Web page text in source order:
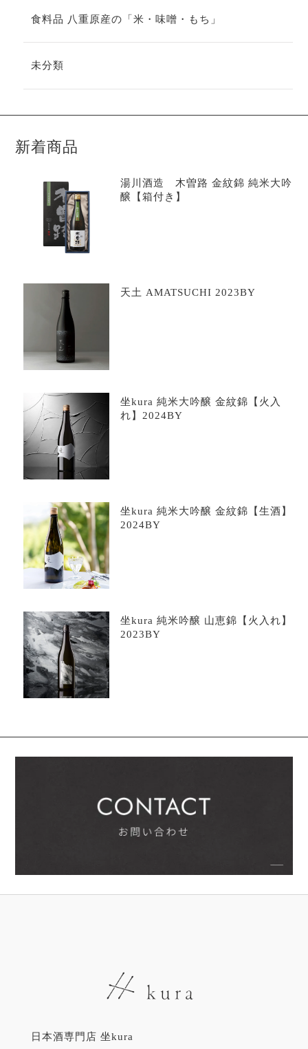
食料品 八重原産の「米・味噌・もち」
未分類
新着商品
湯川酒造 木曽路 金紋錦 純米大吟
醸【箱付き】
天土 AMATSUCHI 2023BY
坐kura 純米大吟醸 金紋錦【火入
れ】2024BY
坐kura 純米大吟醸 金紋錦【生酒】
2024BY
坐kura 純米吟醸 山恵錦【火入れ】
2023BY
日本酒専門店 坐kura